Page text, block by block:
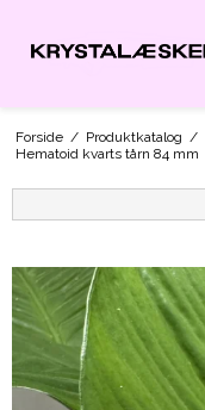
Forside / Produktkatalog /
Hematoid kvarts tårn 84 mm